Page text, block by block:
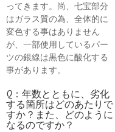
ってきます。尚、七宝部分
はガラス質の為、全体的に
変色する事はありません
が、一部使用しているパー
ツの銀線は黒色に酸化する
事があります。
Q：年数とともに、劣化
する箇所はどのあたりで
すか？また、どのように
なるのですか？